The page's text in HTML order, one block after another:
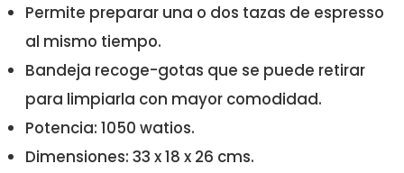
Permite preparar una o dos tazas de espresso
al mismo tiempo.
Bandeja recoge-gotas que se puede retirar
para limpiarla con mayor comodidad.
Potencia: 1050 watios.
Dimensiones: 33 x 18 x 26 cms.